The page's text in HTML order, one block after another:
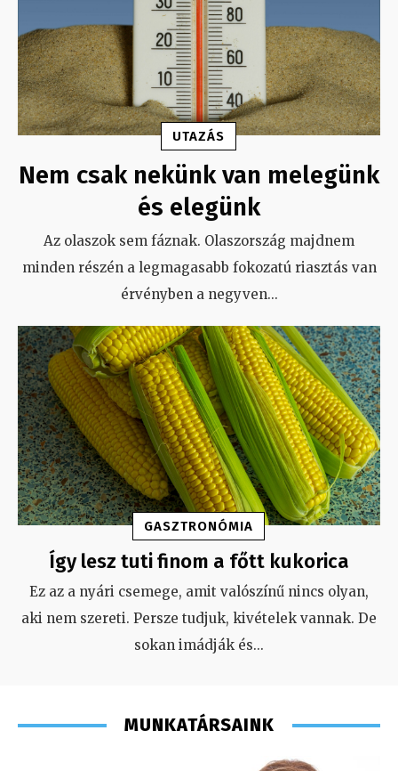
UTAZÁS
Nem csak nekünk van melegünk
és elegünk
Az olaszok sem fáznak. Olaszország majdnem
minden részén a legmagasabb fokozatú riasztás van
érvényben a negyven...
GASZTRONÓMIA
Így lesz tuti finom a főtt kukorica
Ez az a nyári csemege, amit valószínű nincs olyan,
aki nem szereti. Persze tudjuk, kivételek vannak. De
sokan imádják és...
MUNKATÁRSAINK